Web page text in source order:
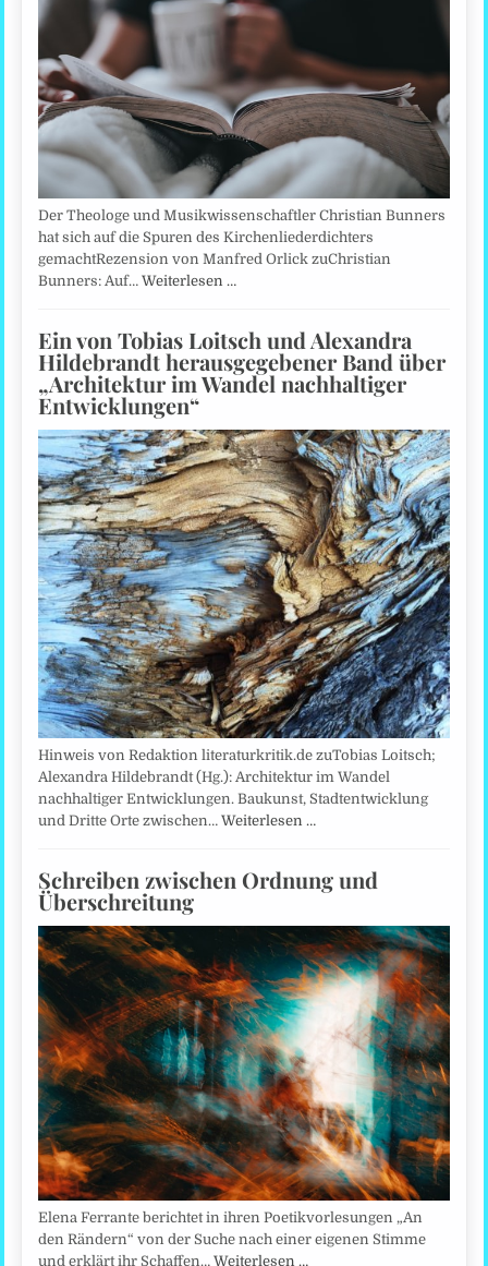
Der Theologe und Musikwissenschaftler Christian Bunners
hat sich auf die Spuren des Kirchenliederdichters
gemachtRezension von Manfred Orlick zuChristian
Bunners: Auf…Weiterlesen …
Ein von Tobias Loitsch und Alexandra
Hildebrandt herausgegebener Band über
„Architektur im Wandel nachhaltiger
Entwicklungen“
Hinweis von Redaktion literaturkritik.de zuTobias Loitsch;
Alexandra Hildebrandt (Hg.): Architektur im Wandel
nachhaltiger Entwicklungen. Baukunst, Stadtentwicklung
und Dritte Orte zwischen…Weiterlesen …
Schreiben zwischen Ordnung und
Überschreitung
Elena Ferrante berichtet in ihren Poetikvorlesungen „An
den Rändern“ von der Suche nach einer eigenen Stimme
und erklärt ihr Schaffen…Weiterlesen …